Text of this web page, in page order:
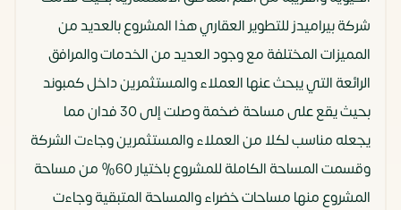
شركة بيراميدز للتطوير العقاري هذا المشروع بالعديد من
المميزات المختلفة مع وجود العديد من الخدمات والمرافق
الرائعة التي يبحث عنها العملاء والمستثمرين داخل كمبوند
بحيث يقع على مساحة ضخمة وصلت إلى 30 فدان مما
يجعله مناسب لكلا من العملاء والمستثمرين وجاءت الشركة
وقسمت المساحة الكاملة للمشروع باختيار 60% من مساحة
المشروع منها مساحات خضراء والمساحة المتبقية وجاءت